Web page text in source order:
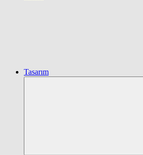
Tasarım